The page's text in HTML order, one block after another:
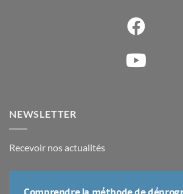
NEWSLETTER
Recevoir nos actualités